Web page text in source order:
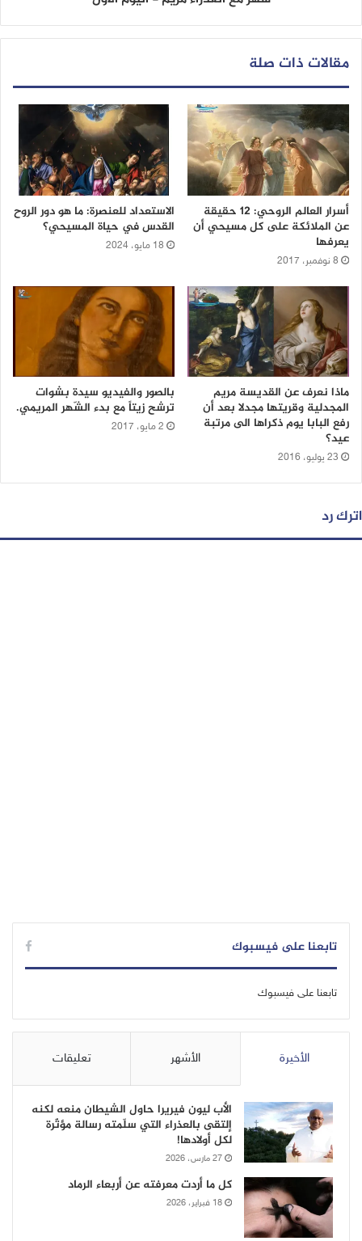
مقالات ذات صلة
أسرار العالم الروحي: 12 حقيقة
عن الملائكة على كل مسيحي أن
يعرفها
8 نوفمبر، 2017
الاستعداد للعنصرة: ما هو دور الروح
القدس في حياة المسيحي؟
18 مايو، 2024
ماذا نعرف عن القديسة مريم
المجدلية وقريتها مجدلا بعد أن
رفع البابا يوم ذكراها الى مرتبة
عيد؟
23 يوليو، 2016
بالصور والفيديو سيدة بشوات
ترشح زيتاً مع بدء الشّهر المريمي.
2 مايو، 2017
اترك رد
تابعنا على فيسبوك
تابعنا على فيسبوك
الأخيرة الأشهر تعليقات
الأب ليون فيريرا حاول الشيطان منعه لكنه
إلتقى بالعذراء التي سلّمته رسالة مؤثّرة
لكل أولادها!
27 مارس، 2026
كل ما أردت معرفته عن أربعاء الرماد
18 فبراير، 2026